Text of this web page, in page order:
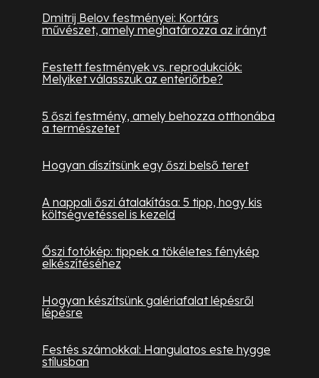
Dmitrij Belov festményei: Kortárs
művészet, amely meghatározza az irányt
Festett festmények vs. reprodukciók:
Melyiket válasszuk az enteriőrbe?
5 őszi festmény, amely behozza otthonába
a természetet
Hogyan díszítsünk egy őszi belső teret
A nappali őszi átalakítása: 5 tipp, hogy kis
költségvetéssel is kezeld
Őszi fotókép: tippek a tökéletes fénykép
elkészítéséhez
Hogyan készítsünk galériafalat lépésről
lépésre
Festés számokkal: Hangulatos este hygge
stílusban